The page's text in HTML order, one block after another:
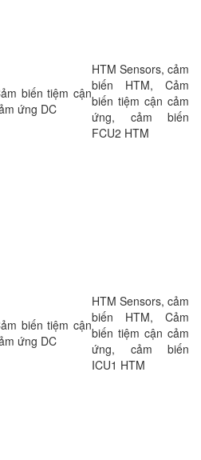
biến tiệm cận
ứng DC
HTM Sensors, cảm
biến HTM, Cảm
biến tiệm cận cảm
ứng, cảm biến
FCU2 HTM
biến tiệm cận
ứng DC
HTM Sensors, cảm
biến HTM, Cảm
biến tiệm cận cảm
ứng, cảm biến
ICU1 HTM